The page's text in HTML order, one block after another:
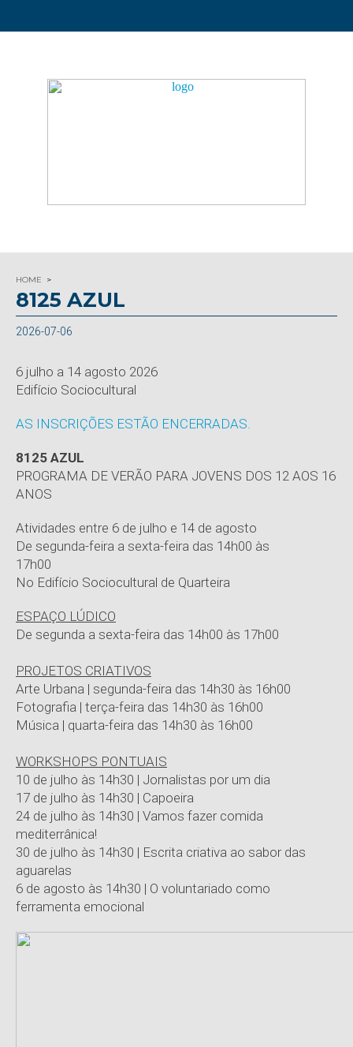
HOME
8125 AZUL
2026-07-06
6 julho a 14 agosto 2026
Edifício Sociocultural
AS INSCRIÇÕES ESTÃO ENCERRADAS.
8125 AZUL
PROGRAMA DE VERÃO PARA JOVENS DOS 12 AOS 16
ANOS
Atividades entre 6 de julho e 14 de agosto
De segunda-feira a sexta-feira das 14h00 às
17h00
No Edifício Sociocultural de Quarteira
ESPAÇO LÚDICO
De segunda a sexta-feira das 14h00 às 17h00
PROJETOS CRIATIVOS
Arte Urbana | segunda-feira das 14h30 às 16h00
Fotografia | terça-feira das 14h30 às 16h00
Música | quarta-feira das 14h30 às 16h00
WORKSHOPS PONTUAIS
10 de julho às 14h30 | Jornalistas por um dia
17 de julho às 14h30 | Capoeira
24 de julho às 14h30 | Vamos fazer comida
mediterrânica!
30 de julho às 14h30 | Escrita criativa ao sabor das
aguarelas
6 de agosto às 14h30 | O voluntariado como
ferramenta emocional